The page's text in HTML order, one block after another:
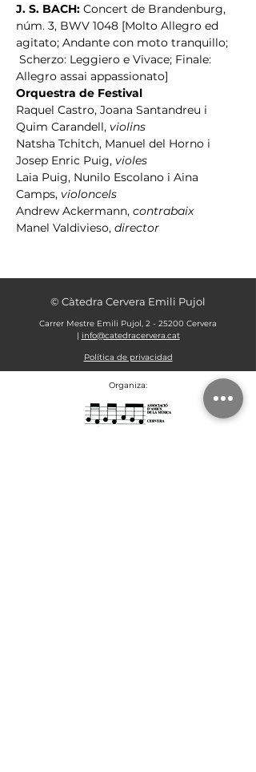
J. S. BACH: Concert de Brandenburg,
núm. 3, BWV 1048 [Molto Allegro ed
agitato; Andante con moto tranquillo;
Scherzo: Leggiero e Vivace; Finale:
Allegro assai appassionato]
Orquestra de Festival
Raquel Castro, Joana Santandreu i
Quim Carandell, violins
Natsha Tchitch, Manuel del Horno i
Josep Enric Puig, violes
Laia Puig, Nunilo Escolano i Aina
Camps, violoncels
Andrew Ackermann, contrabaix
Manel Valdivieso, director
© Càtedra Cervera Emili Pujol
Carrer Mestre Emili Pujol, 2 - 25200 Cervera
| info@catedracervera.cat
Política de privacidad
Organiza: